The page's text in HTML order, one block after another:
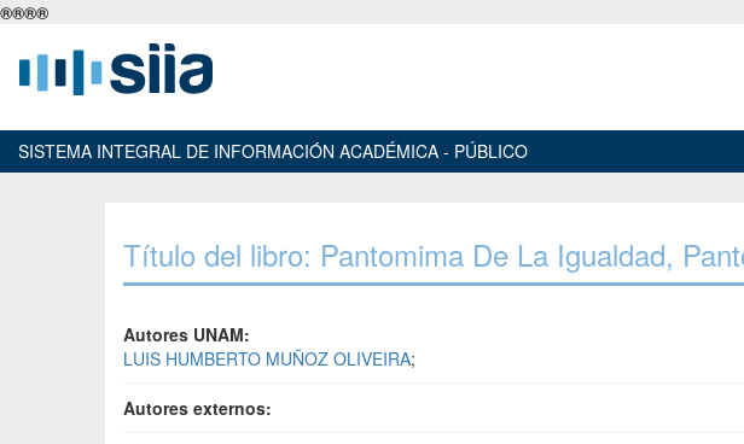
®®®®
SISTEMA INTEGRAL DE INFORMACIÓN ACADÉMICA - PÚBLICO
Título del libro: Pantomima De La Igualdad,
Autores UNAM:
LUIS HUMBERTO MUÑOZ OLIVEIRA;
Autores externos: